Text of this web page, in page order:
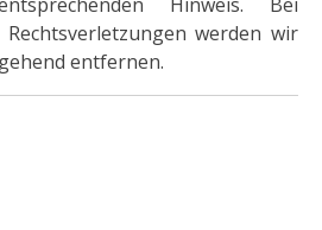
werden wir
entfernen.